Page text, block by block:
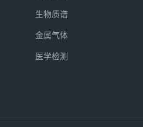
生物质谱
金属气体
医学检测